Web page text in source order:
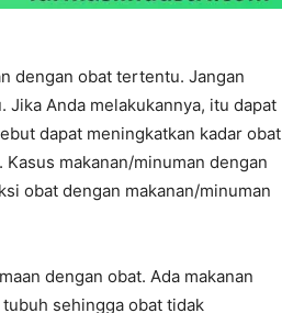
dengan obat tertentu. Jangan
Anda melakukannya, itu dapat
dapat meningkatkan kadar obat
makanan/minuman dengan
obat dengan makanan/minuman
dengan obat. Ada makanan
sehingga obat tidak